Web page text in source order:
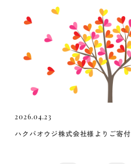
2026.04.23
ハクバオウジ株式会社様よりご寄